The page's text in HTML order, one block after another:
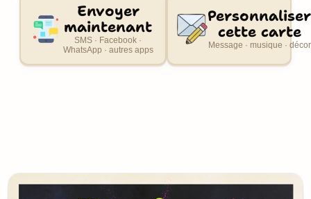
Envoyer
maintenant
SMS · Facebook ·
WhatsApp · autres apps
Personnaliser
cette carte
Message · musique · décor